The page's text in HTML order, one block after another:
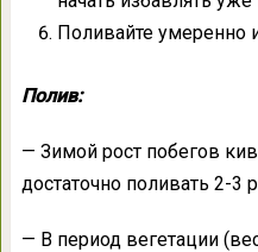
Поливайте умеренно
Полив:
— Зимой рост побегов
достаточно поливать 2-3
— В период вегетации